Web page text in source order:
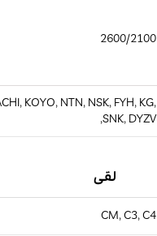
2600/2100
KOYO, NTN, NSK, FYH, KG,
SNK, DYZV,
لقی
CM, C3, C4